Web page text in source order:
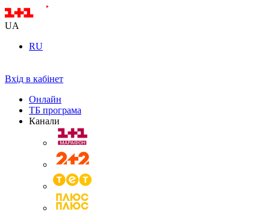
UA
RU
Вхід в кабінет
Онлайн
ТБ програма
Канали